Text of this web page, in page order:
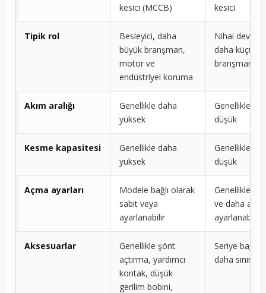
kesici (MCCB)
kesici
Tipik rol
Besleyici, daha
büyük branşman,
motor ve
endüstriyel koruma
Nihai
daha küçük
branşman
Akım aralığı
Genellikle daha
yüksek
Genellikle
düşük
Kesme kapasitesi
Genellikle daha
yüksek
Genellikle
düşük
Açma ayarları
Modele bağlı olarak
sabit veya
ayarlanabilir
Genellikle
ve daha az
ayarlanabilir
Aksesuarlar
Genellikle şönt
açtırma, yardımcı
kontak, düşük
gerilim bobini,
Seriye bağlı
daha sınırlı